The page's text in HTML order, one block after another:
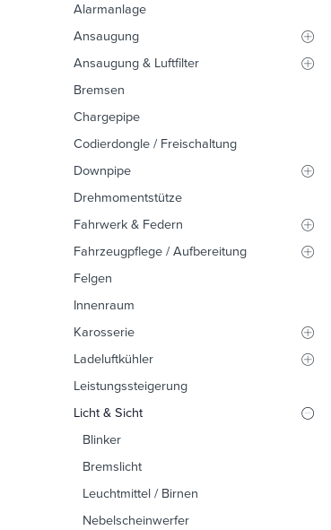
Alarmanlage
Ansaugung
Ansaugung & Luftfilter
Bremsen
Chargepipe
Codierdongle / Freischaltung
Downpipe
Drehmomentstütze
Fahrwerk & Federn
Fahrzeugpflege / Aufbereitung
Felgen
Innenraum
Karosserie
Ladeluftkühler
Leistungssteigerung
Licht & Sicht
Blinker
Bremslicht
Leuchtmittel / Birnen
Nebelscheinwerfer